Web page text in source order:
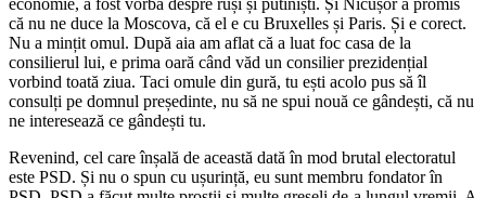
că nu ne duce la Moscova, că el e cu Bruxelles și Paris. Și e corect.
Nu a mințit omul. După aia am aflat că a luat foc casa de la
consilierul lui, e prima oară când văd un consilier prezidențial
vorbind toată ziua. Taci omule din gură, tu ești acolo pus să îl
consulți pe domnul președinte, nu să ne spui nouă ce gândești, că nu
ne interesează ce gândești tu.
Revenind, cel care înșală de această dată în mod brutal electoratul
este PSD. Și nu o spun cu ușurință, eu sunt membru fondator în